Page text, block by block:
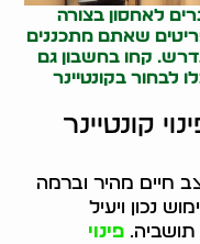
לאחסון בצורה
שאתם מתכננים
קחו בחשבון גם
לבחור בקונטיינר
קונטיינר
חיים מהיר וברמה
נכון ויעיל
פינוי